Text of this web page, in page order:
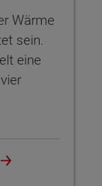
Wärme
sein.
eine